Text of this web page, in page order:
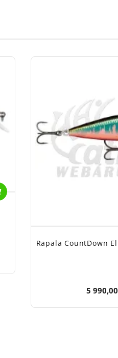
Rapala CountDown
5